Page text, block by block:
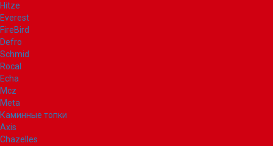
Hitze
Everest
FireBird
Defro
Schmid
Rocal
Echa
Mcz
Meta
Каминные топки
Axis
Chazelles